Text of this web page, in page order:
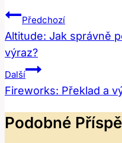
Navigace
Pro
Příspěvek
Předchozí
Altitude: Jak správně
výraz?
Další
Fireworks: Překlad a
Podobné